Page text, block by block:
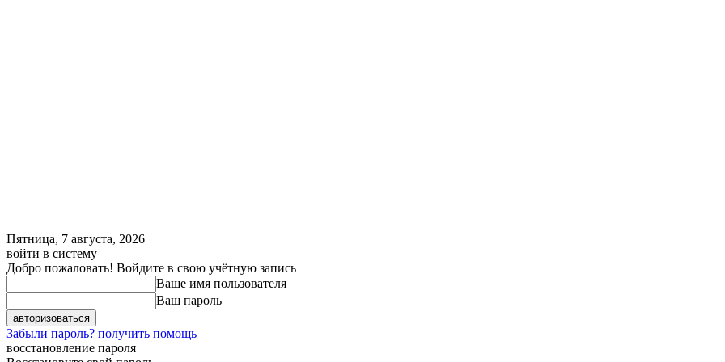
Пятница, 7 августа, 2026
войти в систему
Добро пожаловать! Войдите в свою учётную запись
Ваше имя пользователя
Ваш пароль
Забыли пароль? получить помощь
восстановление пароля